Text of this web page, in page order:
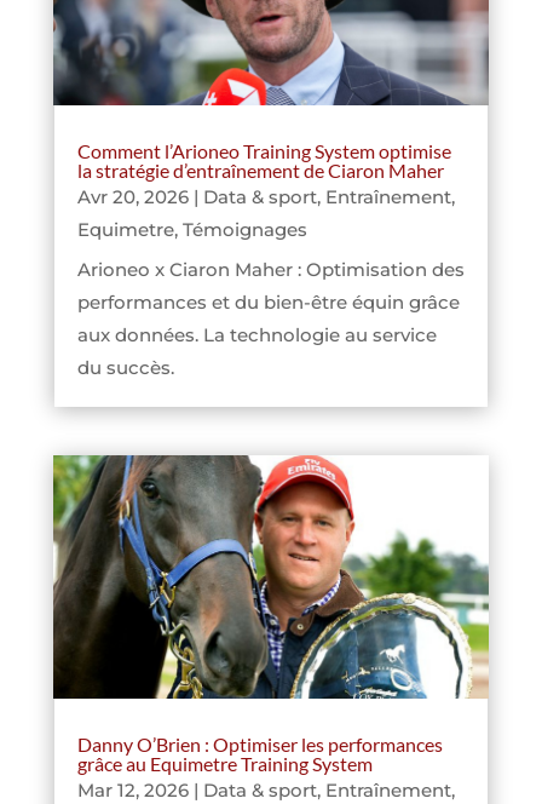
Comment l’Arioneo Training System optimise
la stratégie d’entraînement de Ciaron Maher
Avr 20, 2026| Data & sport, Entraînement,
Equimetre, Témoignages
Arioneo x Ciaron Maher : Optimisation des
performances et du bien-être équin grâce
aux données. La technologie au service
du succès.
Danny O’Brien : Optimiser les performances
grâce au Equimetre Training System
Mar 12, 2026| Data & sport, Entraînement,